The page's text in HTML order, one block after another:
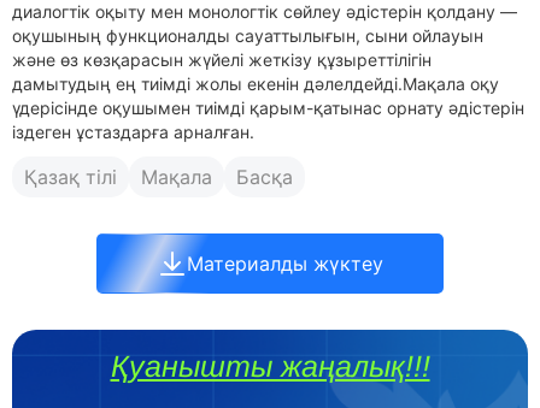
диалогтік оқыту мен монологтік сөйлеу әдістерін қолдану —
оқушының функционалды сауаттылығын, сыни ойлауын
және өз көзқарасын жүйелі жеткізу құзыреттілігін
дамытудың ең тиімді жолы екенін дәлелдейді.Мақала оқу
үдерісінде оқушымен тиімді қарым-қатынас орнату әдістерін
іздеген ұстаздарға арналған.
Қазақ тілі Мақала Басқа
Материалды жүктеу
Қуанышты жаңалық!!!